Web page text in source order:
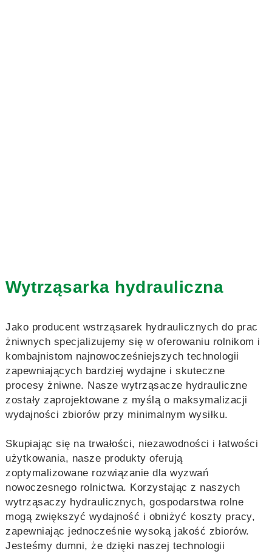
Wytrząsarka hydrauliczna
Jako producent wstrząsarek hydraulicznych do prac
żniwnych specjalizujemy się w oferowaniu rolnikom i
kombajnistom najnowocześniejszych technologii
zapewniających bardziej wydajne i skuteczne
procesy żniwne. Nasze wytrząsacze hydrauliczne
zostały zaprojektowane z myślą o maksymalizacji
wydajności zbiorów przy minimalnym wysiłku.
Skupiając się na trwałości, niezawodności i łatwości
użytkowania, nasze produkty oferują
zoptymalizowane rozwiązanie dla wyzwań
nowoczesnego rolnictwa. Korzystając z naszych
wytrząsaczy hydraulicznych, gospodarstwa rolne
mogą zwiększyć wydajność i obniżyć koszty pracy,
zapewniając jednocześnie wysoką jakość zbiorów.
Jesteśmy dumni, że dzięki naszej technologii